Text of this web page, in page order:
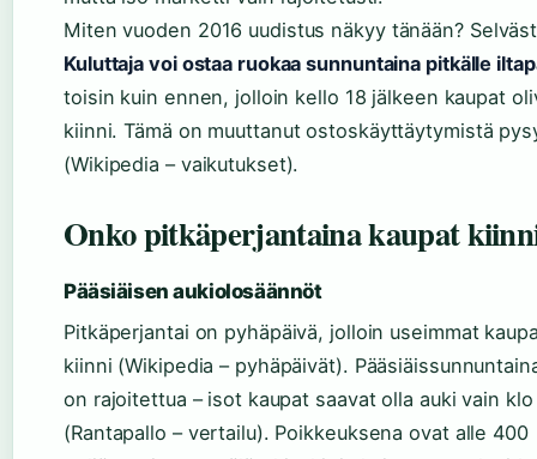
Miten vuoden 2016 uudistus näkyy tänään?
Kuluttaja voi ostaa ruokaa sunnuntaina pitkälle
toisin kuin ennen, jolloin kello 18 jälkeen kaupat
kiinni. Tämä on muuttanut ostoskäyttäytymistä
(Wikipedia – vaikutukset).
Onko pitkäperjantaina kaupat
Pääsiäisen aukiolosäännöt
Pitkäperjantai on pyhäpäivä, jolloin useimmat
kiinni (Wikipedia – pyhäpäivät).
on rajoitettua – isot kaupat saavat olla auki vain klo
(Rantapallo – vertailu). Poikkeuksena ovat alle 400